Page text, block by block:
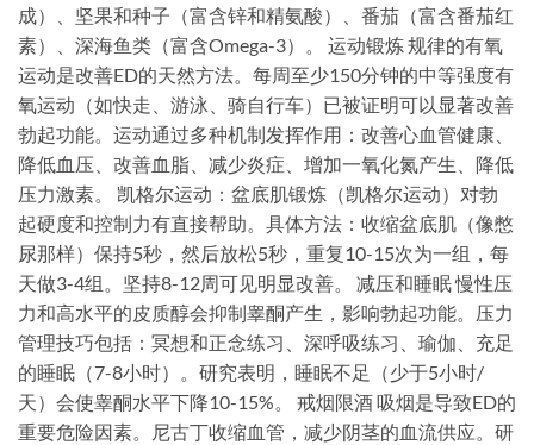
成）、坚果和种子（富含锌和精氨酸）、番茄（富含番茄红
素）、深海鱼类（富含Omega-3）。 运动锻炼 规律的有氧
运动是改善ED的天然方法。每周至少150分钟的中等强度有
氧运动（如快走、游泳、骑自行车）已被证明可以显著改善
勃起功能。运动通过多种机制发挥作用：改善心血管健康、
降低血压、改善血脂、减少炎症、增加一氧化氮产生、降低
压力激素。 凯格尔运动：盆底肌锻炼（凯格尔运动）对勃
起硬度和控制力有直接帮助。具体方法：收缩盆底肌（像憋
尿那样）保持5秒，然后放松5秒，重复10-15次为一组，每
天做3-4组。坚持8-12周可见明显改善。 减压和睡眠 慢性压
力和高水平的皮质醇会抑制睾酮产生，影响勃起功能。压力
管理技巧包括：冥想和正念练习、深呼吸练习、瑜伽、充足
的睡眠（7-8小时）。研究表明，睡眠不足（少于5小时/
天）会使睾酮水平下降10-15%。 戒烟限酒 吸烟是导致ED的
重要危险因素。尼古丁收缩血管，减少阴茎的血流供应。研